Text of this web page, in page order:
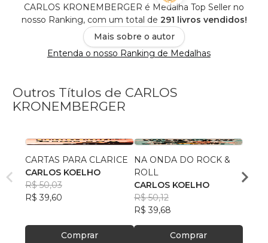
CARLOS KRONEMBERGER é Medalha Top Seller no
nosso Ranking, com um total de 291 livros vendidos!
Mais sobre o autor
Entenda o nosso Ranking de Medalhas
Outros Títulos de CARLOS
KRONEMBERGER
CARTAS PARA CLARICE
CARLOS KOELHO
R$ 50,03
R$ 39,60
Comprar
NA ONDA DO ROCK &
ROLL
CARLOS KOELHO
R$ 50,12
R$ 39,68
Comprar
R$